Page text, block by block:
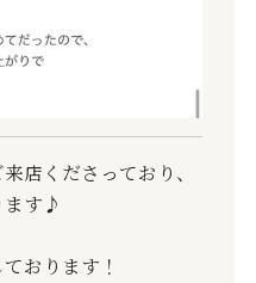
店くださっており、
ます♪
おります！